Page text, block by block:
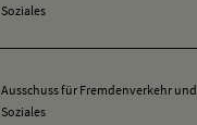
Soziales
Ausschuss für Fremdenverkehr und
Soziales